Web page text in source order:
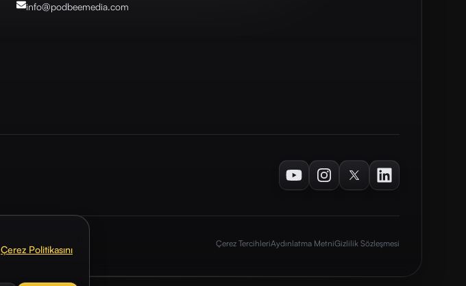
Çerez Politikasını
info@podbeemedia.com
YoutubeInstagramTwitterLinkedIn
Çerez TercihleriAydınlatma MetniGizlilik Sözleşmesi